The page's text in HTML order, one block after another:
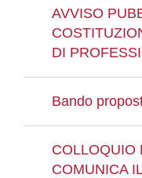
AVVISO
DI
Bando
COLLOQUIO
COMUNICA